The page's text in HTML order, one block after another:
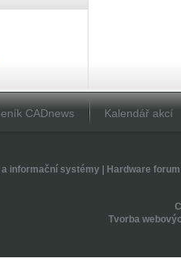
CADnews Kalendář akcí
a informační systémy| Hardware forum
Tvorba